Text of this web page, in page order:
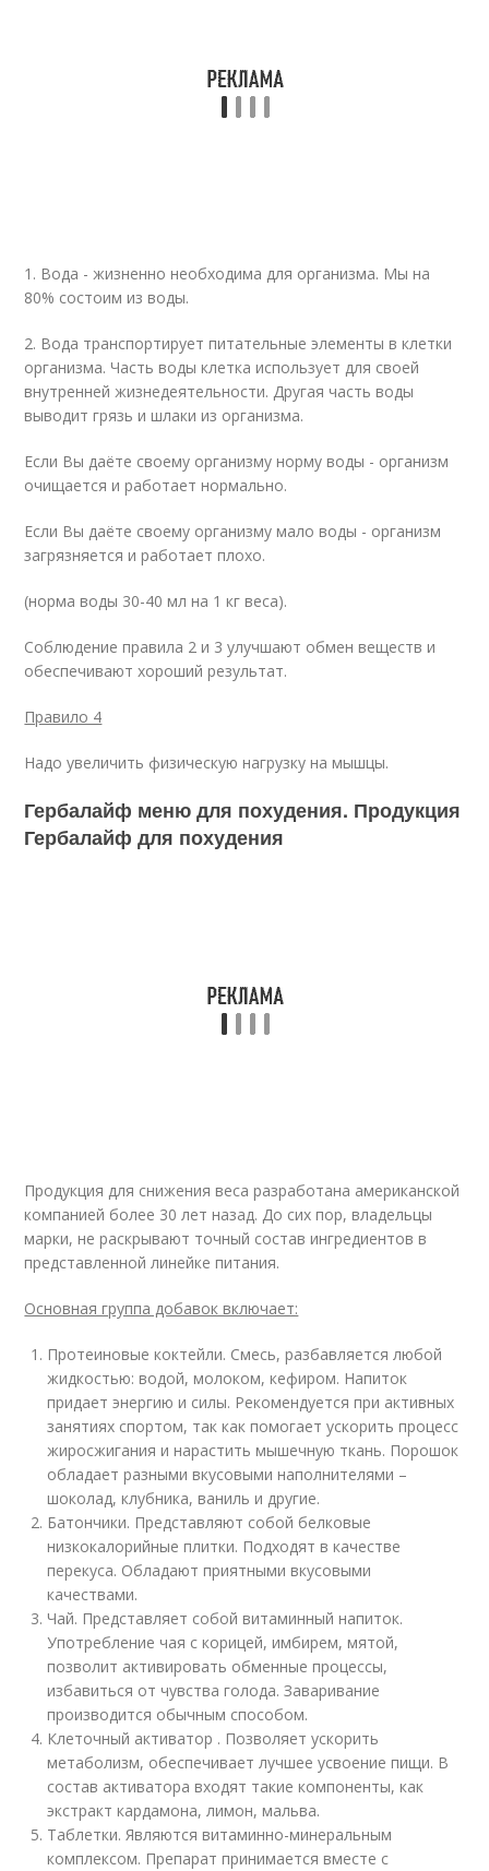
1. Вода - жизненно необходима для организма. Мы на
80% состоим из воды.
2. Вода транспортирует питательные элементы в клетки
организма. Часть воды клетка использует для своей
внутренней жизнедеятельности. Другая часть воды
выводит грязь и шлаки из организма.
Если Вы даёте своему организму норму воды - организм
очищается и работает нормально.
Если Вы даёте своему организму мало воды - организм
загрязняется и работает плохо.
(норма воды 30-40 мл на 1 кг веса).
Соблюдение правила 2 и 3 улучшают обмен веществ и
обеспечивают хороший результат.
Правило 4
Надо увеличить физическую нагрузку на мышцы.
Гербалайф меню для похудения. Продукция
Гербалайф для похудения
Продукция для снижения веса разработана американской
компанией более 30 лет назад. До сих пор, владельцы
марки, не раскрывают точный состав ингредиентов в
представленной линейке питания.
Основная группа добавок включает:
Протеиновые коктейли. Смесь, разбавляется любой
жидкостью: водой, молоком, кефиром. Напиток
придает энергию и силы. Рекомендуется при активных
занятиях спортом, так как помогает ускорить процесс
жиросжигания и нарастить мышечную ткань. Порошок
обладает разными вкусовыми наполнителями –
шоколад, клубника, ваниль и другие.
Батончики. Представляют собой белковые
низкокалорийные плитки. Подходят в качестве
перекуса. Обладают приятными вкусовыми
качествами.
Чай. Представляет собой витаминный напиток.
Употребление чая с корицей, имбирем, мятой,
позволит активировать обменные процессы,
избавиться от чувства голода. Заваривание
производится обычным способом.
Клеточный активатор . Позволяет ускорить
метаболизм, обеспечивает лучшее усвоение пищи. В
состав активатора входят такие компоненты, как
экстракт кардамона, лимон, мальва.
Таблетки. Являются витаминно-минеральным
комплексом. Препарат принимается вместе с